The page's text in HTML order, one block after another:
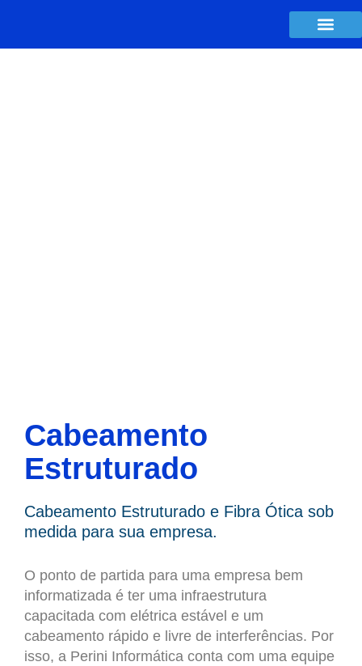
Cabeamento
Estruturado
Cabeamento Estruturado e Fibra Ótica sob
medida para sua empresa.
O ponto de partida para uma empresa bem
informatizada é ter uma infraestrutura
capacitada com elétrica estável e um
cabeamento rápido e livre de interferências. Por
isso, a Perini Informática conta com uma equipe